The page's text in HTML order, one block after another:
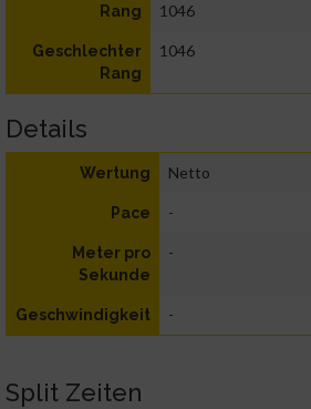
Rang 1046
Geschlechter
Rang
1046
Details
Wertung Netto
Pace -
Meter pro
Sekunde
-
Geschwindigkeit -
Split Zeiten